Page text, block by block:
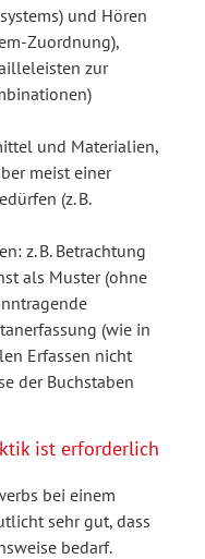
und Hören
Zuordnung),
zur
und Materialien,
meist einer
(z. B.
z. B. Betrachtung
als Muster (ohne
(wie in
Erfassen nicht
der Buchstaben
ist erforderlich
bei einem
sehr gut, dass
bedarf.